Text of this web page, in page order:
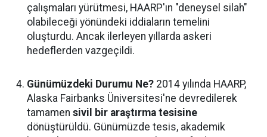
çalışmaları yürütmesi, HAARP'ın "deneysel silah"
olabileceği yönündeki iddiaların temelini
oluşturdu. Ancak ilerleyen yıllarda askeri
hedeflerden vazgeçildi.
Günümüzdeki Durumu Ne? 2014 yılında HAARP,
Alaska Fairbanks Üniversitesi'ne devredilerek
tamamen sivil bir araştırma tesisine
dönüştürüldü. Günümüzde tesis, akademik